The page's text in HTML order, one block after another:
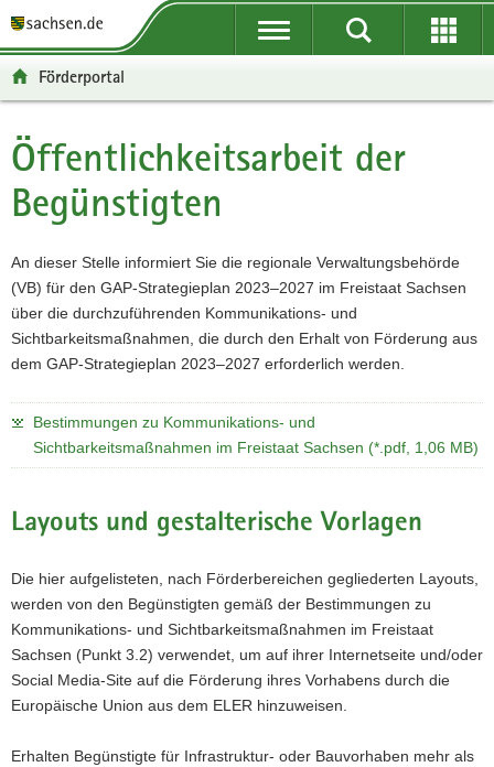
t
l
ü
b
e
g
r
e
i
f
n
e
a
t
l
n
a
v
g
a
t
i
o
p
i
n
h
a
t
t
r
e
I
n
o
r
m
a
t
o
t
r
-
B
e
e
i
c
h
Förderportal
Hauptinhalt
Öffentlichkeitsarbeit der
Begünstigten
An dieser Stelle informiert Sie die regionale Verwaltungsbehörde
(VB) für den GAP-Strategieplan 2023–2027 im Freistaat Sachsen
über die durchzuführenden Kommunikations- und
Sichtbarkeitsmaßnahmen, die durch den Erhalt von Förderung aus
dem GAP-Strategieplan 2023–2027 erforderlich werden.
Bestimmungen zu Kommunikations- und
Sichtbarkeitsmaßnahmen im Freistaat Sachsen (*.pdf, 1,06 MB)
Layouts und gestalterische Vorlagen
Die hier aufgelisteten, nach Förderbereichen gegliederten Layouts,
werden von den Begünstigten gemäß der Bestimmungen zu
Kommunikations- und Sichtbarkeitsmaßnahmen im Freistaat
Sachsen (Punkt 3.2) verwendet, um auf ihrer Internetseite und/oder
Social Media-Site auf die Förderung ihres Vorhabens durch die
Europäische Union aus dem ELER hinzuweisen.
Erhalten Begünstigte für Infrastruktur- oder Bauvorhaben mehr als